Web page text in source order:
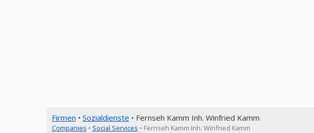
Firmen • Sozialdienste • Fernseh Kamm Inh. Winfried Kamm
Companies • Social Services • Fernseh Kamm Inh. Winfried Kamm